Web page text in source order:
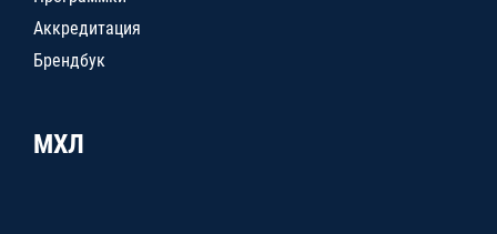
Аккредитация
Брендбук
МХЛ